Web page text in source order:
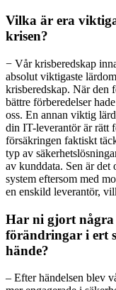
Vilka är era
krisen?
− Vår krisberedskap
absolut viktigaste
krisberedskap. När den
bättre förberedelser
oss. En annan viktig
din IT-leverantör är rätt
försäkringen faktiskt
typ av
av kunddata. Sen är det
system eftersom med
en enskild leverantör,
Har ni gjort några
förändringar i ert
hände?
– Efter händelsen blev